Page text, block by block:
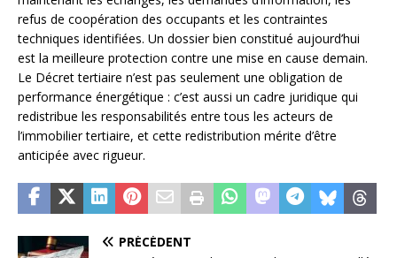
refus de coopération des occupants et les contraintes
techniques identifiées. Un dossier bien constitué aujourd’hui
est la meilleure protection contre une mise en cause demain.
Le Décret tertiaire n’est pas seulement une obligation de
performance énergétique : c’est aussi un cadre juridique qui
redistribue les responsabilités entre tous les acteurs de
l’immobilier tertiaire, et cette redistribution mérite d’être
anticipée avec rigueur.
PRÉCÉDENT